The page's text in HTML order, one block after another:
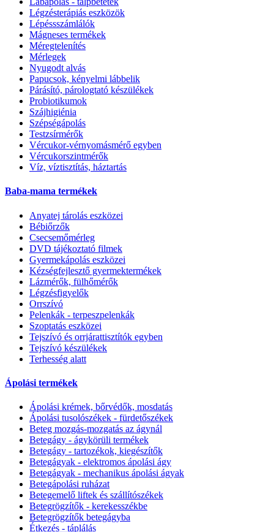
Légzésterápiás eszközök
Lépéssszámlálók
Mágneses termékek
Méregtelenítés
Mérlegek
Nyugodt alvás
Papucsok, kényelmi lábbelik
Párásító, párologtató készülékek
Probiotikumok
Szájhigiénia
Szépségápolás
Testzsírmérők
Vércukor-vérnyomásmérő egyben
Vércukorszintmérők
Víz, víztisztítás, háztartás
Baba-mama termékek
Anyatej tárolás eszközei
Bébiőrzők
Csecsemőmérleg
DVD tájékoztató filmek
Gyermekápolás eszközei
Kézségfejlesztő gyermektermékek
Lázmérők, fülhőmérők
Légzésfigyelők
Orrszívó
Pelenkák - terpeszpelenkák
Szoptatás eszközei
Tejszívó és orrjárattisztítók egyben
Tejszívó készülékek
Terhesség alatt
Ápolási termékek
Ápolási krémek, bőrvédők, mosdatás
Ápolási tusolószékek - fürdetőszékek
Beteg mozgás-mozgatás az ágynál
Betegágy - ágykörüli termékek
Betegágy - tartozékok, kiegészítők
Betegágyak - elektromos ápolási ágy
Betegágyak - mechanikus ápolási ágyak
Betegápolási ruházat
Betegemelő liftek és szállítószékek
Betegrögzítők - kerekesszékbe
Betegrögzítők betegágyba
Étkezés - táplálás